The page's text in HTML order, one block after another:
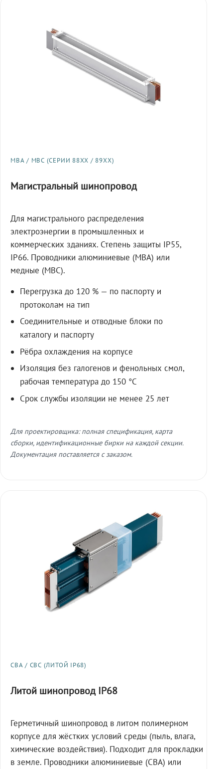
МВА / МВС (СЕРИИ 88XX / 89XX)
Магистральный шинопровод
Для магистрального распределения
электроэнергии в промышленных и
коммерческих зданиях. Степень защиты IP55,
IP66. Проводники алюминиевые (МВА) или
медные (МВС).
Перегрузка до 120 % — по паспорту и
протоколам на тип
Соединительные и отводные блоки по
каталогу и паспорту
Рёбра охлаждения на корпусе
Изоляция без галогенов и фенольных смол,
рабочая температура до 150 °C
Срок службы изоляции не менее 25 лет
Для проектировщика: полная спецификация, карта
сборки, идентификационные бирки на каждой секции.
Документация поставляется с заказом.
СВА / СВС (ЛИТОЙ IP68)
Литой шинопровод IP68
Герметичный шинопровод в литом полимерном
корпусе для жёстких условий среды (пыль, влага,
химические воздействия). Подходит для прокладки
в земле. Проводники алюминиевые (СВА) или